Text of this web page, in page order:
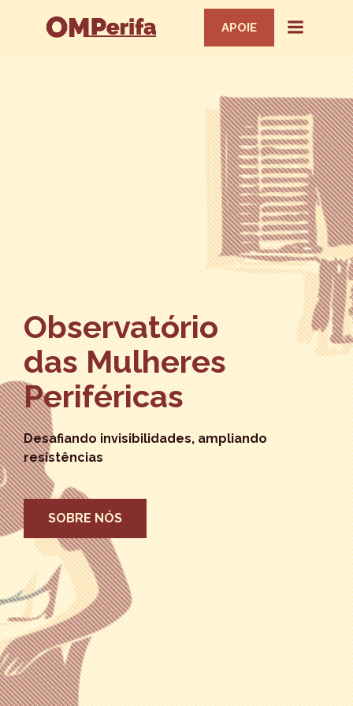
APOIE
Observatório
das Mulheres
Periféricas
Desafiando invisibilidades, ampliando
resistências
SOBRE NÓS